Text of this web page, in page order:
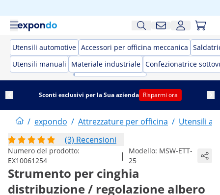
Utensili automotive Accessori per officina meccanica
Utensili manuali
Materiale industriale Confezionatrice
Sconti esclusivi per la Sua azienda Risparmi ora
/ expondo / Attrezzature per officina / Utensili
(3) Recensioni
Numero del prodotto:
EX10061254
| Modello: MSW-ETT-
25
Strumento per cinghia
distribuzione / regolazione albero